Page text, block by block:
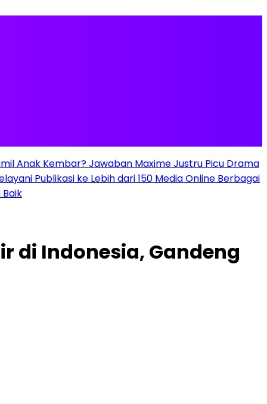
Anak Kembar? Jawaban Maxime Justru Picu Drama
Publikasi ke Lebih dari 150 Media Online Berbagai
di Indonesia, Gandeng